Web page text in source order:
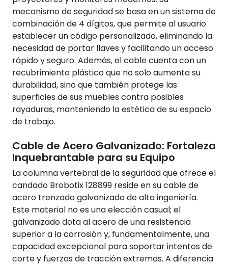
mecanismo de seguridad se basa en un sistema de
combinación de 4 dígitos, que permite al usuario
establecer un código personalizado, eliminando la
necesidad de portar llaves y facilitando un acceso
rápido y seguro. Además, el cable cuenta con un
recubrimiento plástico que no solo aumenta su
durabilidad, sino que también protege las
superficies de sus muebles contra posibles
rayaduras, manteniendo la estética de su espacio
de trabajo.
Cable de Acero Galvanizado: Fortaleza
Inquebrantable para su Equipo
La columna vertebral de la seguridad que ofrece el
candado Brobotix 128899 reside en su cable de
acero trenzado galvanizado de alta ingeniería.
Este material no es una elección casual; el
galvanizado dota al acero de una resistencia
superior a la corrosión y, fundamentalmente, una
capacidad excepcional para soportar intentos de
corte y fuerzas de tracción extremas. A diferencia